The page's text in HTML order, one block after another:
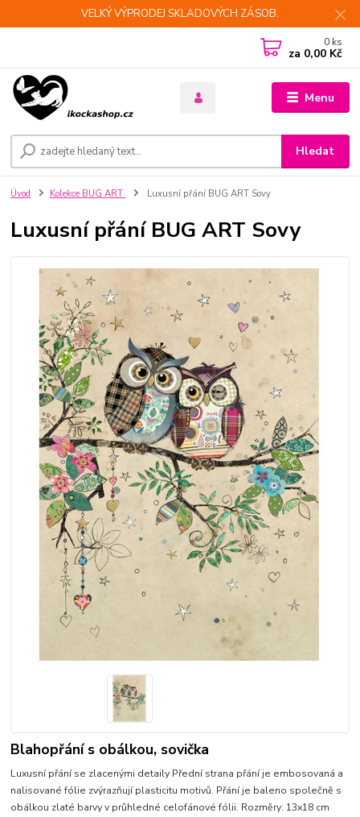
VELKÝ VÝPRODEJ SKLADOVÝCH ZÁSOB.
Menu
Hledat
0 ks
za 0,00 Kč
Úvod Kolekce BUG ART Luxusní přání BUG ART Sovy
Luxusní přání BUG ART Sovy
Blahopřání s obálkou, sovička
Luxusní přání se zlacenými detaily Přední strana přání je embosovaná a
nalisované fólie zvýrazňují plasticitu motivů. Přání je baleno společně s
obálkou zlaté barvy v průhledné celofánové fólii. Rozměry: 13x18 cm